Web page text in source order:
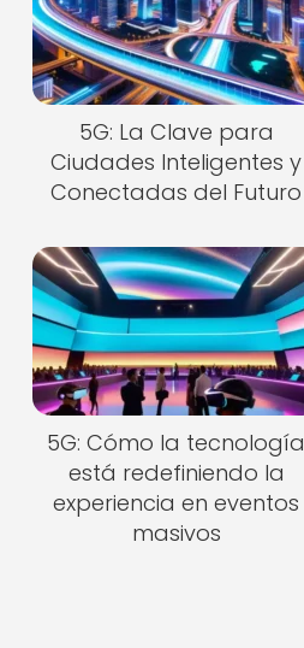
5G: La Clave para
Ciudades Inteligentes y
Conectadas del Futuro
5G: Cómo la tecnología
está redefiniendo la
experiencia en eventos
masivos